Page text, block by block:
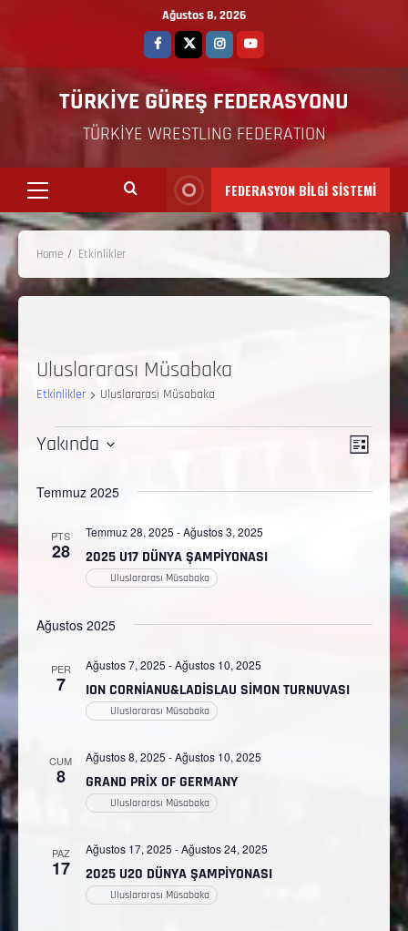
Ağustos 8, 2026
TÜRKİYE GÜREŞ FEDERASYONU
TÜRKİYE WRESTLING FEDERATION
FEDERASYON BİLGİ SİSTEMİ
Home Etkinlikler
Uluslararası Müsabaka
Etkinlikler Uluslararası Müsabaka
LISTE
Yakında
seç.
Temmuz 2025
PTS
28 2025 U17 DÜNYA ŞAMPİYONASI
Temmuz 28, 2025 -Ağustos 3, 2025
Uluslararası Müsabaka
Ağustos 2025
PER
7 ION CORNİANU&LADİSLAU SİMON TURNUVASI
Ağustos 7, 2025 -Ağustos 10, 2025
Uluslararası Müsabaka
CUM
8 GRAND PRİX OF GERMANY
Ağustos 8, 2025 -Ağustos 10, 2025
Uluslararası Müsabaka
PAZ
17 2025 U20 DÜNYA ŞAMPİYONASI
Ağustos 17, 2025 -Ağustos 24, 2025
Uluslararası Müsabaka